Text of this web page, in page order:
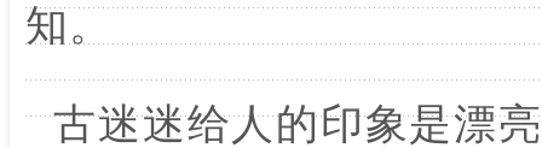
知。
古迷迷给人的印象是漂